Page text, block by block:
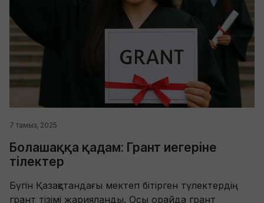
7 тамыз, 2025
Болашаққа қадам: Грант иегеріне
тілектер
Бүгін Қазақстандағы мектеп бітірген түлектердің
грант тізімі жарияланды. Осы орайда грант